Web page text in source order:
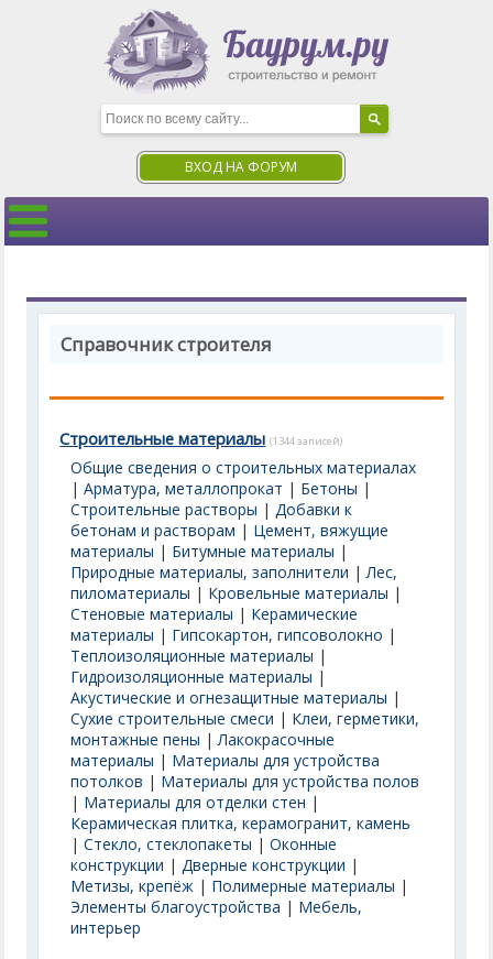
ВХОД НА ФОРУМ
Справочник строителя
Строительные материалы (1344 записей)
Общие сведения о строительных материалах
|Арматура, металлопрокат | Бетоны |
Строительные растворы |Добавки к
бетонам и растворам | Цемент, вяжущие
материалы | Битумные материалы |
Природные материалы, заполнители |Лес,
пиломатериалы | Кровельные материалы |
Стеновые материалы | Керамические
материалы | Гипсокартон, гипсоволокно |
Теплоизоляционные материалы |
Гидроизоляционные материалы |
Акустические и огнезащитные материалы |
Сухие строительные смеси | Клеи, герметики,
монтажные пены |Лакокрасочные
материалы | Материалы для устройства
потолков | Материалы для устройства полов
| Материалы для отделки стен |
Керамическая плитка, керамогранит, камень
|Стекло, стеклопакеты |Оконные
конструкции |Дверные конструкции |
Метизы, крепёж | Полимерные материалы |
Элементы благоустройства | Мебель,
интерьер